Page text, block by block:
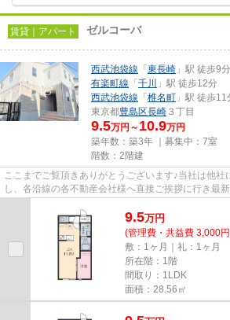
賃貸｜アパート ゼルコーバ
西武池袋線 「 東長崎 」駅 徒歩9分
有楽町線 「 千川
」駅 徒歩12分
西武池袋線 「 椎名町 」駅 徒歩11
東京都豊島区長崎 ３丁目
9.5万円～ 10.9万円
築年数：築3年 ｜募集中： 7室
階数：2階建
ここまでご覧頂きありがとうございます♪当社は他
し、各沿線の各不動産会社様へ直接ご挨拶に行き最
9.5万円
(管理費・共益費 3,000
敷：1ヶ月｜礼：1ヶ月
所在階：1階
間取り：1LDK
面積：28.56㎡